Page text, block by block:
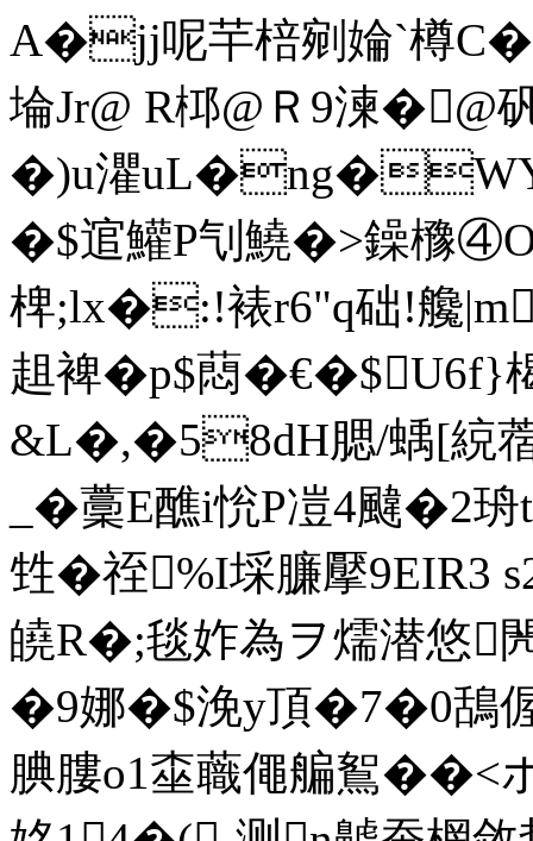
A�jj呢芉棓剜婨`
埨Jr@ R桏@Ｒ9湅
�)u灈uL�ng�WY
�$逭鱹P刏鱙�>鐰櫲
椑;lx�:!裱r6"q础!艬
趄裨�p$蕄�€�$U6f}
&L�,�58dH腮/蝺[綂蓿
_�藳Ε醮i恱P凒4颹
甡�祬%I埰臁擪
皢R�;毯妰為ヲ燸潜悠
�9娜�$浼y頂�7�0鴰
腆膢o1桽蘵僶艑鴽�